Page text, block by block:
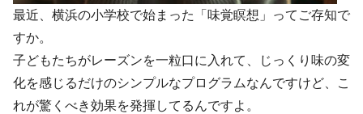
最近、横浜の小学校で始まった「味覚瞑想」ってご存知で
すか。
子どもたちがレーズンを一粒口に入れて、じっくり味の変
化を感じるだけのシンプルなプログラムなんですけど、こ
れが驚くべき効果を発揮してるんですよ。